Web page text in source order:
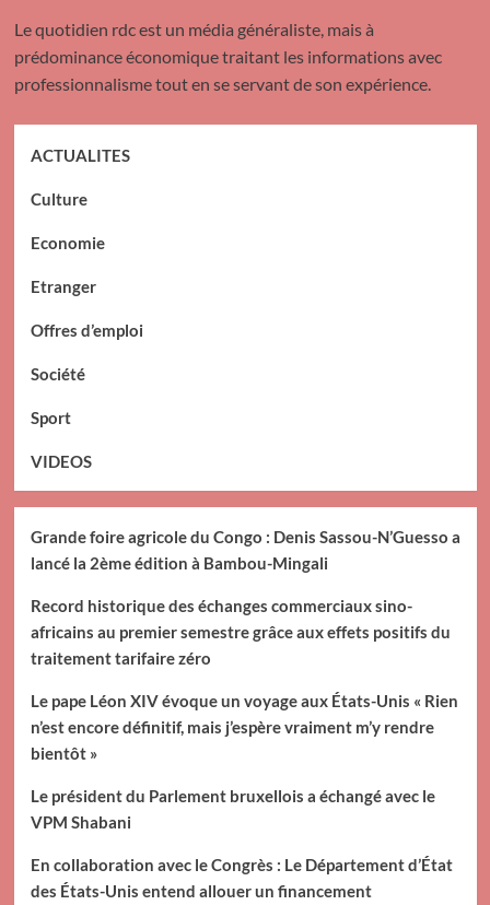
Le quotidien rdc est un média généraliste, mais à
prédominance économique traitant les informations avec
professionnalisme tout en se servant de son expérience.
ACTUALITES
Culture
Economie
Etranger
Offres d’emploi
Société
Sport
VIDEOS
Grande foire agricole du Congo : Denis Sassou-N’Guesso a
lancé la 2ème édition à Bambou-Mingali
Record historique des échanges commerciaux sino-
africains au premier semestre grâce aux effets positifs du
traitement tarifaire zéro
Le pape Léon XIV évoque un voyage aux États-Unis « Rien
n’est encore définitif, mais j’espère vraiment m’y rendre
bientôt »
Le président du Parlement bruxellois a échangé avec le
VPM Shabani
En collaboration avec le Congrès : Le Département d’État
des États-Unis entend allouer un financement